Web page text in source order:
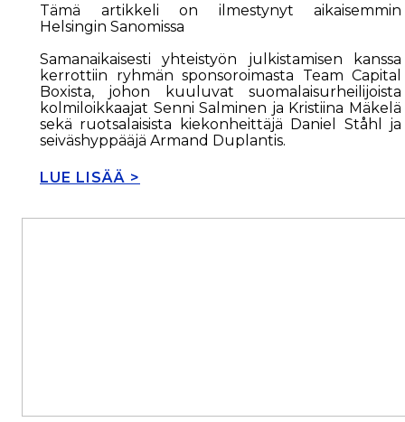
Tämä artikkeli on ilmestynyt aikaisemmin
Helsingin Sanomissa
Samanaikaisesti yhteistyön julkistamisen kanssa
kerrottiin ryhmän sponsoroimasta Team Capital
Boxista, johon kuuluvat suomalaisurheilijoista
kolmi­loikkaajat Senni Salminen ja Kristiina Mäkelä
sekä ruotsalaisista kiekonheittäjä Daniel Ståhl ja
seiväshyppääjä Armand Duplantis.
LUE LISÄÄ >